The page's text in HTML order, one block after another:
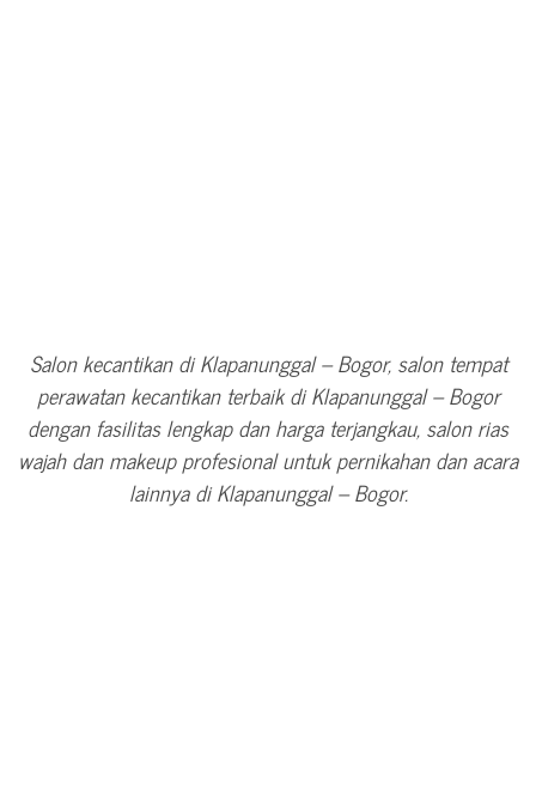
Salon kecantikan di Klapanunggal – Bogor, salon tempat
perawatan kecantikan terbaik di Klapanunggal – Bogor
dengan fasilitas lengkap dan harga terjangkau, salon rias
wajah dan makeup profesional untuk pernikahan dan acara
lainnya di Klapanunggal – Bogor.